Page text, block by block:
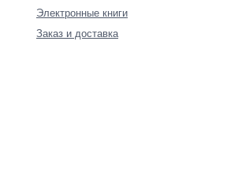
Электронные книги
Заказ и доставка